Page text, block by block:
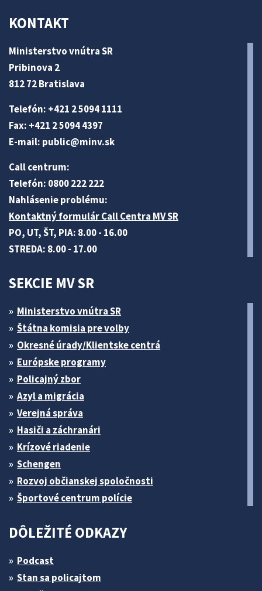
KONTAKT
Ministerstvo vnútra SR
Pribinova 2
812 72 Bratislava
Telefón: +421 2 5094 1111
Fax: +421 2 5094 4397
E-mail: public@minv.sk
Call centrum:
Telefón: 0800 222 222
Nahlásenie problému:
Kontaktný formulár Call Centra MV SR
PO, UT, ŠT, PIA: 8.00 - 16.00
STREDA: 8.00 - 17.00
SEKCIE MV SR
Ministerstvo vnútra SR
Štátna komisia pre volby
Okresné úrady/Klientske centrá
Európske programy
Policajný zbor
Azyl a migrácia
Verejná správa
Hasiči a záchranári
Krízové riadenie
Schengen
Rozvoj občianskej spoločnosti
Športové centrum polície
DÔLEŽITÉ ODKAZY
Podcast
Stan sa policajtom